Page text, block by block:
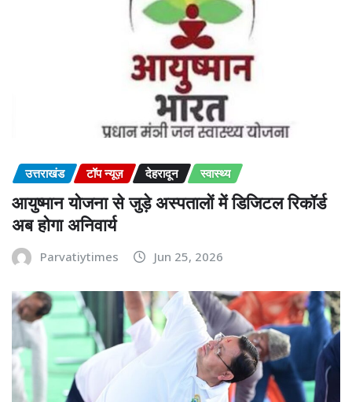
उत्तराखंड टॉप न्यूज़ देहरादून स्वास्थ्य
आयुष्मान योजना से जुड़े अस्पतालों में डिजिटल रिकॉर्ड
अब होगा अनिवार्य
Parvatiytimes Jun 25, 2026